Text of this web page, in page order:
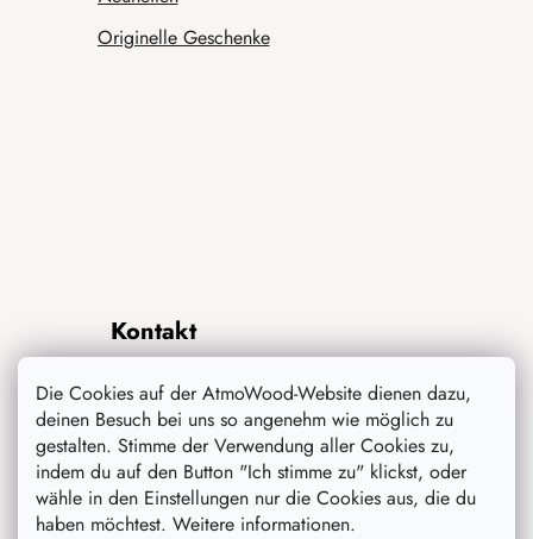
Die Cookies auf der AtmoWood-Website dienen dazu,
deinen Besuch bei uns so angenehm wie möglich zu
gestalten. Stimme der Verwendung aller Cookies zu,
indem du auf den Button "Ich stimme zu" klickst, oder
wähle in den Einstellungen nur die Cookies aus, die du
haben möchtest. Weitere informationen.
Originelle Geschenke
Kontakt
info@atmowood.de
+49 211 8694 3652